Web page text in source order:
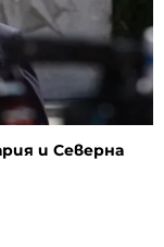
и Северна